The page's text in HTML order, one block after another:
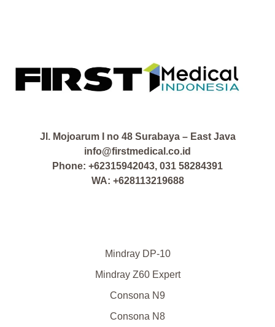
Jl. Mojoarum I no 48 Surabaya – East Java
info@firstmedical.co.id
Phone: +62315942043, 031 58284391
WA: +628113219688
Mindray DP-10
Mindray Z60 Expert
Consona N9
Consona N8